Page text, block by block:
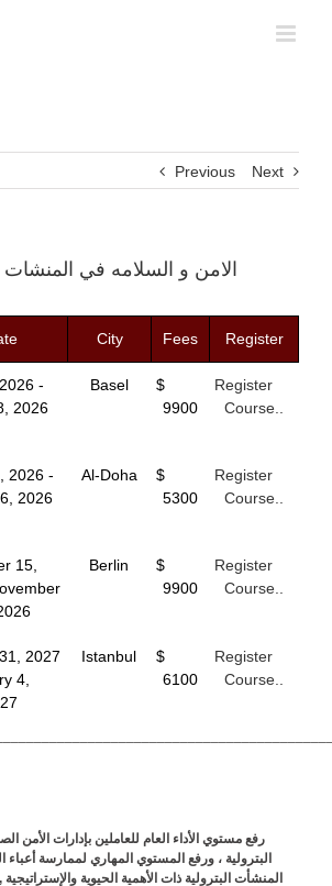
Previous Next
الامن و السلامه في المنشات
City Fees Register
-
2026
Basel
$
9900
Register
Course..
2026 -
2026
Al-Doha
$
5300
Register
Course..
15,
Berlin
$
9900
Register
Course..
2027
4,
Istanbul
$
6100
Register
Course..
رفع مستوي الأداء العام للعاملين بإدارات الأمن
البترولية ، ورفع المستوي المهاري لممارسة أعباء
المنشأت البترولية ذات الأهمية الحيوية